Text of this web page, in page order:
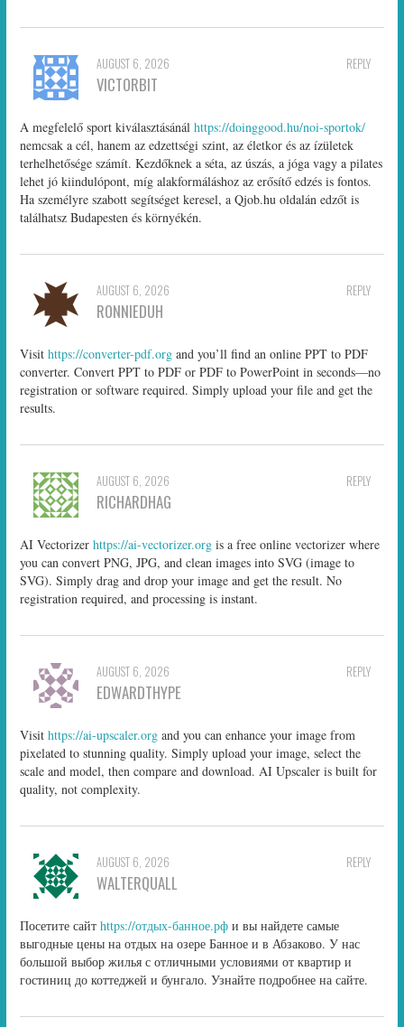
REPLY
AUGUST 6, 2026
VICTORBIT
A megfelelő sport kiválasztásánálhttps://doinggood.hu/noi-sportok/
nemcsak a cél, hanem az edzettségi szint, az életkor és az ízületek
terhelhetősége számít. Kezdőknek a séta, az úszás, a jóga vagy a pilates
lehet jó kiindulópont, míg alakformáláshoz az erősítő edzés is fontos.
Ha személyre szabott segítséget keresel, a Qjob.hu oldalán edzőt is
találhatsz Budapesten és környékén.
REPLY
AUGUST 6, 2026
RONNIEDUH
Visithttps://converter-pdf.org and you’ll find an online PPT to PDF
converter. Convert PPT to PDF or PDF to PowerPoint in seconds—no
registration or software required. Simply upload your file and get the
results.
REPLY
AUGUST 6, 2026
RICHARDHAG
AI Vectorizerhttps://ai-vectorizer.org is a free online vectorizer where
you can convert PNG, JPG, and clean images into SVG (image to
SVG). Simply drag and drop your image and get the result. No
registration required, and processing is instant.
REPLY
AUGUST 6, 2026
EDWARDTHYPE
Visithttps://ai-upscaler.org and you can enhance your image from
pixelated to stunning quality. Simply upload your image, select the
scale and model, then compare and download. AI Upscaler is built for
quality, not complexity.
REPLY
AUGUST 6, 2026
WALTERQUALL
Посетите сайтhttps://отдых-банное.рф и вы найдете самые
выгодные цены на отдых на озере Банное и в Абзаково. У нас
большой выбор жилья с отличными условиями от квартир и
гостиниц до коттеджей и бунгало. Узнайте подробнее на сайте.